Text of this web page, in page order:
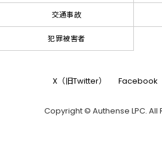
交通事故
犯罪被害者
X（旧Twitter） Facebook
Copyright © Authense LPC. All